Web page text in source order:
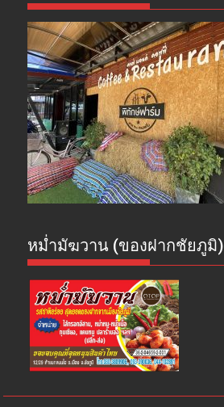
หม่ำมัฆวาน (ของฝากชัยภูมิ)